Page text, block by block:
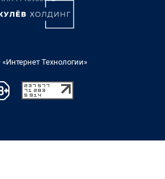
Технологии»